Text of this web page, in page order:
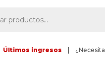
Últimos ingresos